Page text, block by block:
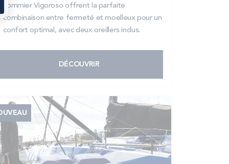
sommier Vigoroso offrent la parfaite
combinaison entre fermeté et moelleux pour un
confort optimal, avec deux oreillers inclus.
DÉCOUVRIR